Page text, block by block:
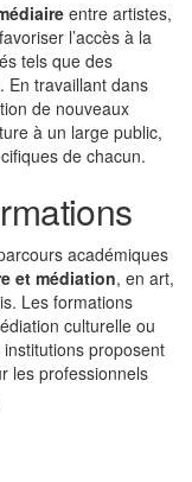
entre artistes,
l’accès à la
tels que des
En travaillant dans
de nouveaux
à un large public,
de chacun.
académiques
et médiation, en art,
Les formations
culturelle ou
proposent
les professionnels